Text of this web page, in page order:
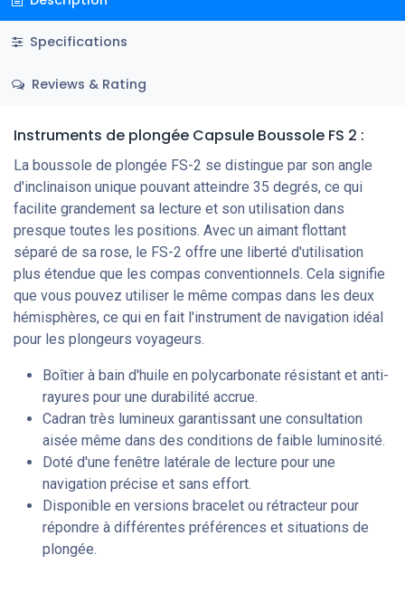
Specifications
Reviews & Rating
Instruments de plongée Capsule Boussole FS 2 :
La boussole de plongée FS-2 se distingue par son angle
d'inclinaison unique pouvant atteindre 35 degrés, ce qui
facilite grandement sa lecture et son utilisation dans
presque toutes les positions. Avec un aimant flottant
séparé de sa rose, le FS-2 offre une liberté d'utilisation
plus étendue que les compas conventionnels. Cela signifie
que vous pouvez utiliser le même compas dans les deux
hémisphères, ce qui en fait l'instrument de navigation idéal
pour les plongeurs voyageurs.
Boîtier à bain d'huile en polycarbonate résistant et anti-
rayures pour une durabilité accrue.
Cadran très lumineux garantissant une consultation
aisée même dans des conditions de faible luminosité.
Doté d'une fenêtre latérale de lecture pour une
navigation précise et sans effort.
Disponible en versions bracelet ou rétracteur pour
répondre à différentes préférences et situations de
plongée.